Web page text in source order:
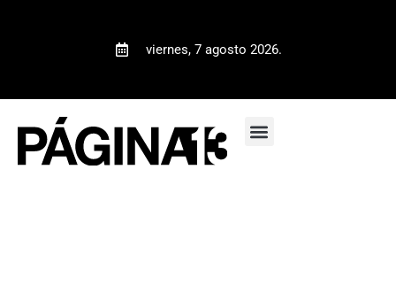
viernes, 7 agosto 2026.